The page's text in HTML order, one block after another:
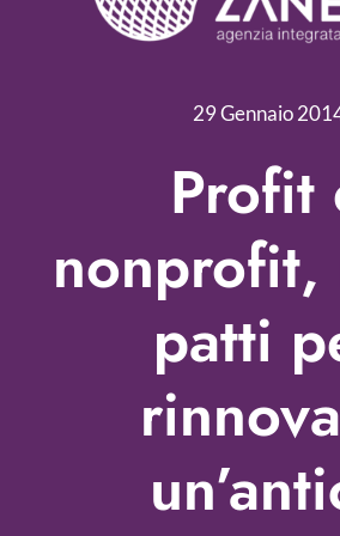
Servizi
Nonprofit Blog
Fundraising Academy
Multimedia
Come contattarci
29 Gennaio
Profit
nonprofit,
patti